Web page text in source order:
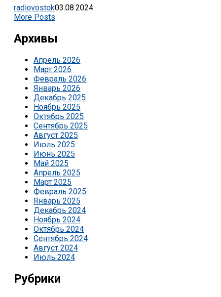
radiovostok03.08.2024
More Posts
Архивы
Апрель 2026
Март 2026
Февраль 2026
Январь 2026
Декабрь 2025
Ноябрь 2025
Октябрь 2025
Сентябрь 2025
Август 2025
Июль 2025
Июнь 2025
Май 2025
Апрель 2025
Март 2025
Февраль 2025
Январь 2025
Декабрь 2024
Ноябрь 2024
Октябрь 2024
Сентябрь 2024
Август 2024
Июль 2024
Рубрики